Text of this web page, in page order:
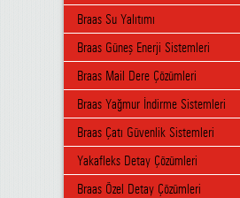
Braas Su Yalıtımı
Braas Güneş Enerji Sistemleri
Braas Mail Dere Çözümleri
Braas Yağmur İndirme Sistemleri
Braas Çatı Güvenlik Sistemleri
Yakafleks Detay Çözümleri
Braas Özel Detay Çözümleri